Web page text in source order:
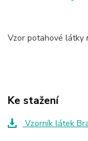
Vzor potahové látky
Ke stažení
Vzorník látek